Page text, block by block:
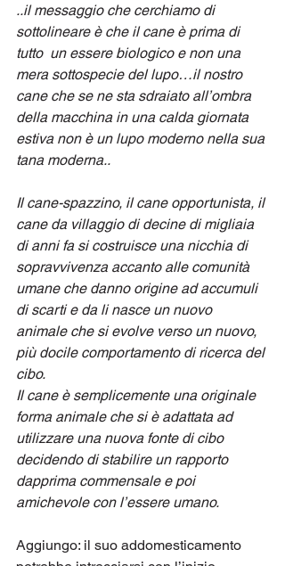
..il messaggio che cerchiamo di
sottolineare è che il cane è prima di
tutto  un essere biologico e non una
mera sottospecie del lupo…il nostro
cane che se ne sta sdraiato all’ombra
della macchina in una calda giornata
estiva non è un lupo moderno nella sua
tana moderna..
Il cane-spazzino, il cane opportunista, il
cane da villaggio di decine di migliaia
di anni fa si costruisce una nicchia di
sopravvivenza accanto alle comunità
umane che danno origine ad accumuli
di scarti e da li nasce un nuovo
animale che si evolve verso un nuovo,
più docile comportamento di ricerca del
cibo.
Il cane è semplicemente una originale
forma animale che si è adattata ad
utilizzare una nuova fonte di cibo
decidendo di stabilire un rapporto
dapprima commensale e poi
amichevole con l’essere umano.
Aggiungo: il suo addomesticamento